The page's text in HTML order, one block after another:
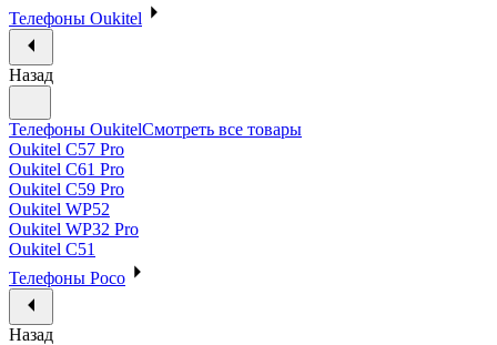
Телефоны Oukitel
Назад
Телефоны OukitelСмотреть все товары
Oukitel C57 Pro
Oukitel C61 Pro
Oukitel C59 Pro
Oukitel WP52
Oukitel WP32 Pro
Oukitel C51
Телефоны Poco
Назад